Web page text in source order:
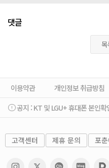
댓글
이용약관 개인정보 취급방침
공지 : KT 및 LGU+ 휴대폰 본인
고객센터 제휴 문의 포